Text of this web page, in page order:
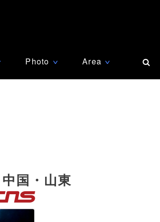
Photo ∨ Area ∨
国・山東